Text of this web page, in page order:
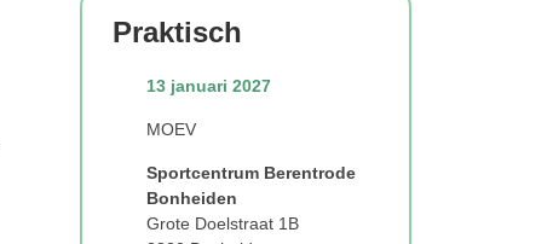
om te huren,
downloaden of in te
Praktisch